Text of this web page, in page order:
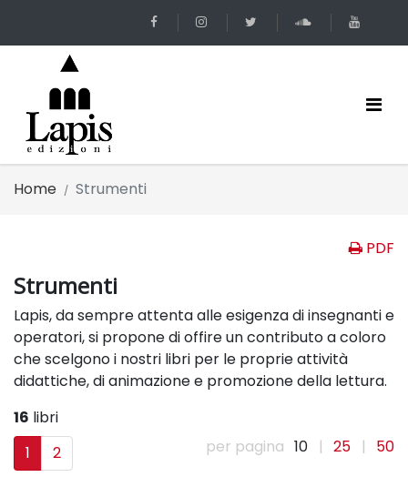
Home Strumenti
PDF
Strumenti
Lapis, da sempre attenta alle esigenza di insegnanti e
operatori, si propone di offire un contributo a coloro
che scelgono i nostri libri per le proprie attività
didattiche, di animazione e promozione della lettura.
16 libri
1
2 per pagina 10 | 25 | 50